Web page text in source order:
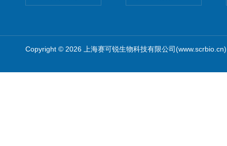
Copyright © 2026 上海赛可锐生物科技有限公司